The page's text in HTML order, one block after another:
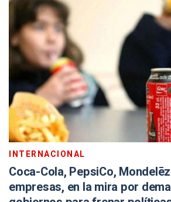
INTERNACIONAL
Coca-Cola, PepsiCo,
empresas, en la mira por